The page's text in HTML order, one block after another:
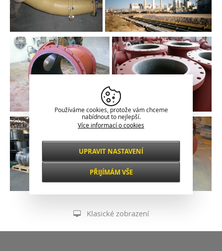
Klasické zobrazení
Používáme cookies, protože vám chceme
nabídnout to nejlepší.
Více informací o cookies
Nezbytné
VŽDY AKTIVNÍ
Funkční a
osobnější, protože nám umožňují ukládat
Výkonnostní
UPRAVIT NASTAVENÍ
PŘIJÍMÁM VŠE